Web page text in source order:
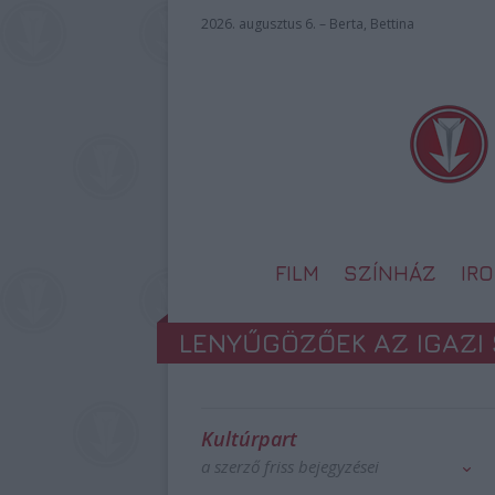
2026. augusztus 6. – Berta, Bettina
FILM SZÍNHÁZ
LENYŰGÖZŐEK AZ IGAZI
Kultúrpart
a szerző friss bejegyzései